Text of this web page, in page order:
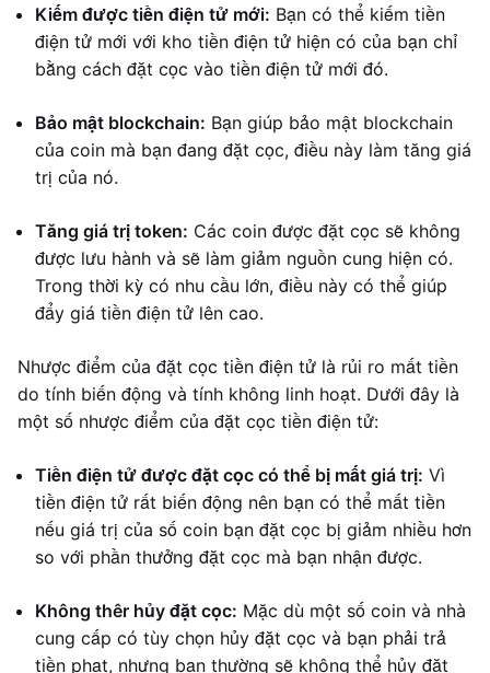
Kiếm được tiền điện tử mới: Bạn có thể kiếm tiền
điện tử mới với kho tiền điện tử hiện có của bạn chỉ
bằng cách đặt cọc vào tiền điện tử mới đó.
Bảo mật blockchain: Bạn giúp bảo mật blockchain
của coin mà bạn đang đặt cọc, điều này làm tăng giá
trị của nó.
Tăng giá trị token: Các coin được đặt cọc sẽ không
được lưu hành và sẽ làm giảm nguồn cung hiện có.
Trong thời kỳ có nhu cầu lớn, điều này có thể giúp
đẩy giá tiền điện tử lên cao.
Nhược điểm của đặt cọc tiền điện tử là rủi ro mất tiền
do tính biến động và tính không linh hoạt. Dưới đây là
một số nhược điểm của đặt cọc tiền điện tử:
Tiền điện tử được đặt cọc có thể bị mất giá trị: Vì
tiền điện tử rất biến động nên bạn có thể mất tiền
nếu giá trị của số coin bạn đặt cọc bị giảm nhiều hơn
so với phần thưởng đặt cọc mà bạn nhận được.
Không thêr hủy đặt cọc: Mặc dù một số coin và nhà
cung cấp có tùy chọn hủy đặt cọc và bạn phải trả
tiền phạt, nhưng bạn thường sẽ không thể hủy đặt